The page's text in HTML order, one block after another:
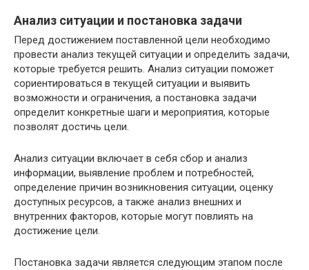
Анализ ситуации и постановка задачи
Перед достижением поставленной цели необходимо
провести анализ текущей ситуации и определить задачи,
которые требуется решить. Анализ ситуации поможет
сориентироваться в текущей ситуации и выявить
возможности и ограничения, а постановка задачи
определит конкретные шаги и мероприятия, которые
позволят достичь цели.
Анализ ситуации включает в себя сбор и анализ
информации, выявление проблем и потребностей,
определение причин возникновения ситуации, оценку
доступных ресурсов, а также анализ внешних и
внутренних факторов, которые могут повлиять на
достижение цели.
Постановка задачи является следующим этапом после